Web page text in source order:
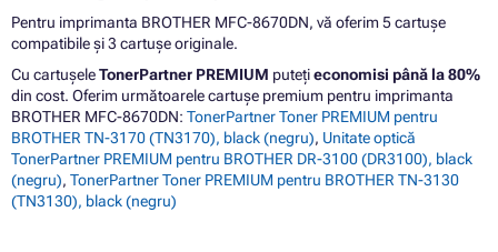
Pentru imprimanta BROTHER MFC-8670DN, vă oferim 5 cartușe
compatibile și 3 cartușe originale.
Cu cartușeleTonerPartner PREMIUM putețieconomisi până la 80%
din cost. Oferim următoarele cartușe premium pentru imprimanta
BROTHER MFC-8670DN: TonerPartner Toner PREMIUM pentru
BROTHER TN-3170 (TN3170), black (negru), Unitate optică
TonerPartner PREMIUM pentru BROTHER DR-3100 (DR3100), black
(negru), TonerPartner Toner PREMIUM pentru BROTHER TN-3130
(TN3130), black (negru)